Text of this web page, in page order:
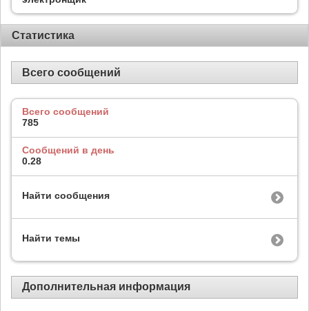
Статистика
Всего сообщений
Всего сообщений
785
Сообщений в день
0.28
Найти сообщения
Найти темы
Дополнительная информация